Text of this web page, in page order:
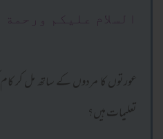
السلام عليكم
عورتوں کا مردوں کے ساتھ مل کر
تعلیمات ہیں؟